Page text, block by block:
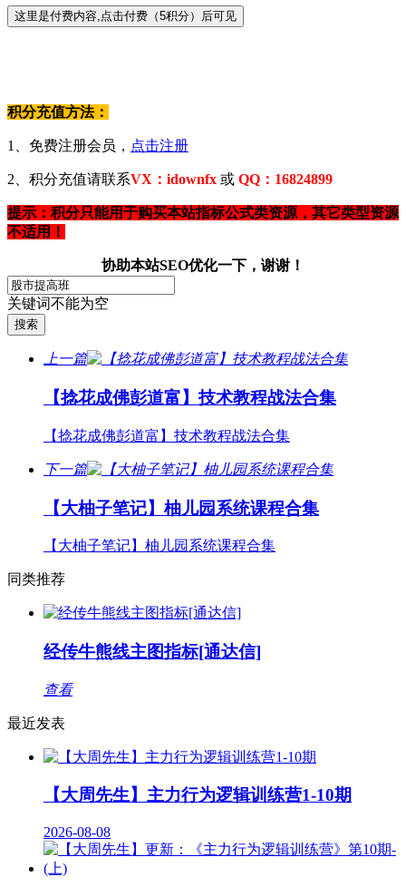
积分充值方法：
1、免费注册会员， 点击注册
2、积分充值请联系VX：idownfx 或 QQ：16824899
提示：积分只能用于购买本站指标公式类资源，其它类型资源
不适用！
协助本站SEO优化一下，谢谢！
关键词不能为空
上一篇
【捻花成佛彭道富】技术教程战法合集
【捻花成佛彭道富】技术教程战法合集
下一篇
【大柚子笔记】柚儿园系统课程合集
【大柚子笔记】柚儿园系统课程合集
同类推荐
经传牛熊线主图指标[通达信]
查看
最近发表
【大周先生】主力行为逻辑训练营1-10期
2026-08-08